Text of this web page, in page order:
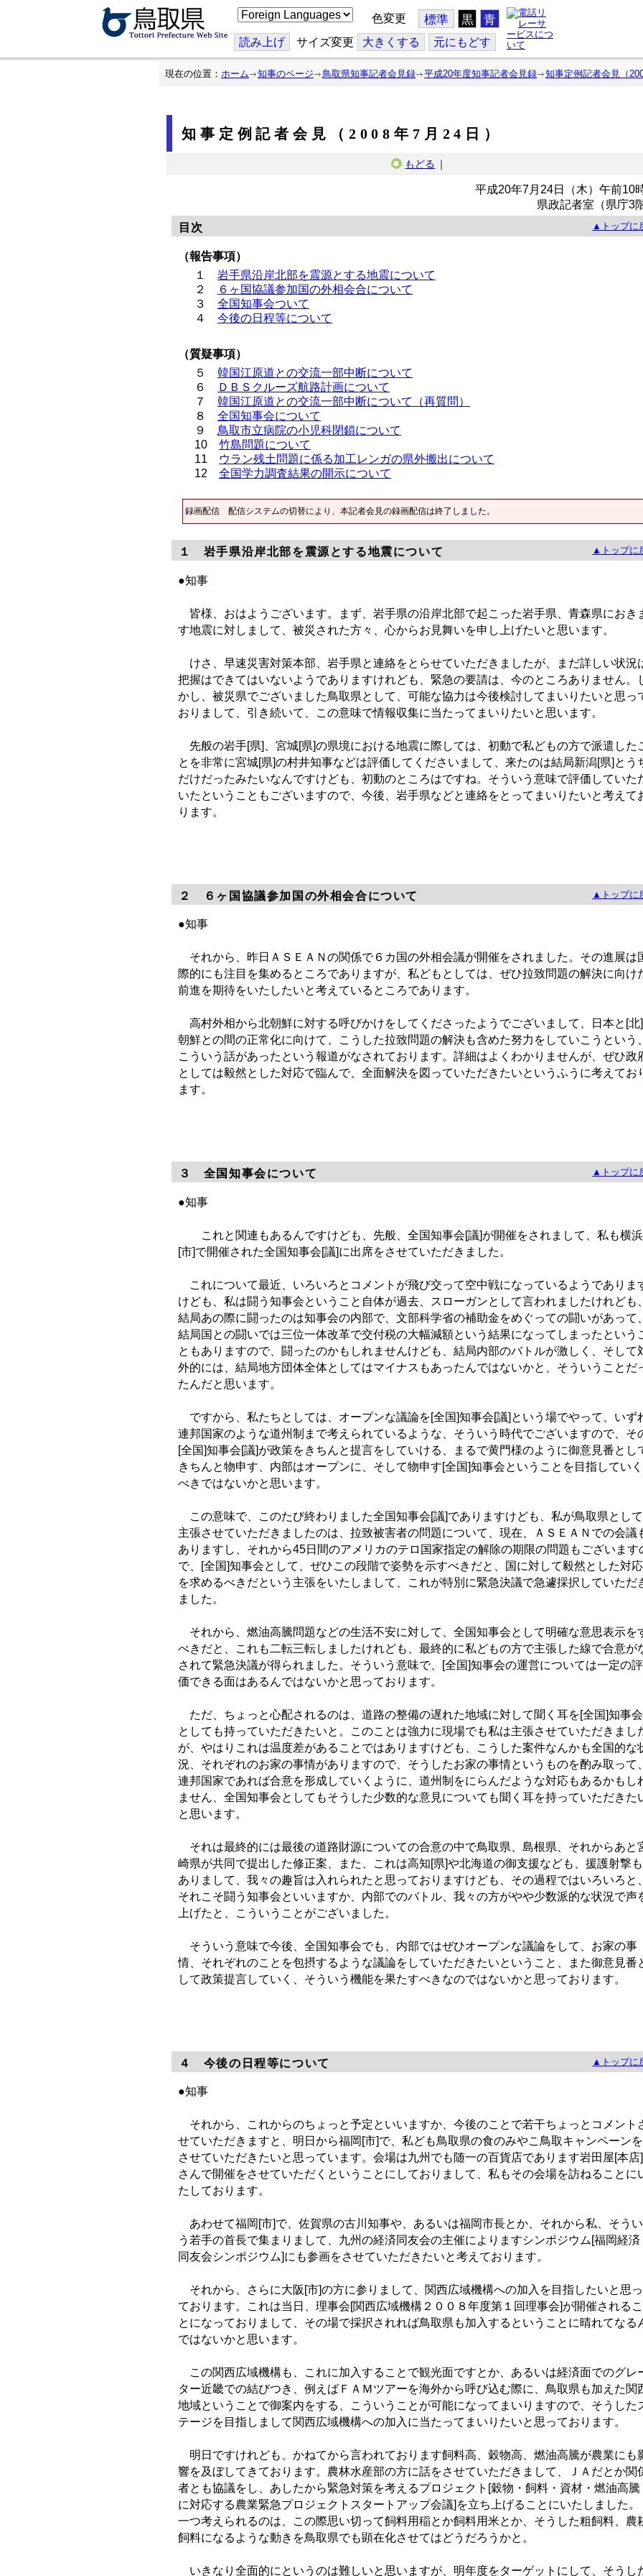
こ
の
ジ
を
翻
色変更 標準 黒 青
読み上げ サイズ変更 大きくする 元にもどす
現在の位置： ホーム 知事のページ 鳥取県知事記者会見録 平成20年度知事記者会見録 知事定例記者会見（
知事定例記者会見（2008年7月24日）
もどる ｜
平成20年7月24日（木）午前10
県政記者室（県庁3階
目次
▲トップに
（報告事項）
１ 岩手県沿岸北部を震源とする地震について
２
６ヶ国協議参加国の外相会合について
３ 全国知事会ついて
４ 今後の日程等について
（質疑事項）
５ 韓国江原道との交流一部中断について
６
ＤＢＳクルーズ航路計画について
７ 韓国江原道との交流一部中断について（再質問）
８ 全国知事会について
９ 鳥取市立病院の小児科閉鎖について
10 竹島問題について
11
ウラン残土問題に係る加工レンガの県外搬出について
12 全国学力調査結果の開示について
録画配信 配信システムの切替により、本記者会見の録画配信は終了しました。
１ 岩手県沿岸北部を震源とする地震について ▲トップに
●知事
皆様、おはようございます。まず、岩手県の沿岸北部で起こった岩手県、青森県におき
す地震に対しまして、被災された方々、心からお見舞いを申し上げたいと思います。
けさ、早速災害対策本部、岩手県と連絡をとらせていただきましたが、まだ詳しい状況
把握はできてはいないようでありますけれども、緊急の要請は、今のところありません。
かし、被災県でございました鳥取県として、可能な協力は今後検討してまいりたいと思っ
おりまして、引き続いて、この意味で情報収集に当たってまいりたいと思います。
先般の岩手[県]、宮城[県]の県境における地震に際しては、初動で私どもの方で派遣した
とを非常に宮城[県]の村井知事などは評価してくださいまして、来たのは結局新潟[県]とう
だけだったみたいなんですけども、初動のところはですね。そういう意味で評価していた
いたということもございますので、今後、岩手県などと連絡をとってまいりたいと考えて
ります。
２ ６ヶ国協議参加国の外相会合について ▲トップに
●知事
それから、昨日ＡＳＥＡＮの関係で６カ国の外相会議が開催をされました。その進展は
際的にも注目を集めるところでありますが、私どもとしては、ぜひ拉致問題の解決に向け
前進を期待をいたしたいと考えているところであります。
高村外相から北朝鮮に対する呼びかけをしてくださったようでございまして、日本と[北]
朝鮮との間の正常化に向けて、こうした拉致問題の解決も含めた努力をしていこうという、
こういう話があったという報道がなされております。詳細はよくわかりませんが、ぜひ政
としては毅然とした対応で臨んで、全面解決を図っていただきたいというふうに考えてお
ます。
３ 全国知事会について ▲トップに
●知事
これと関連もあるんですけども、先般、全国知事会[議]が開催をされまして、私も横浜
[市]で開催された全国知事会[議]に出席をさせていただきました。
これについて最近、いろいろとコメントが飛び交って空中戦になっているようでありま
けども、私は闘う知事会ということ自体が過去、スローガンとして言われましたけれども、
結局あの際に闘ったのは知事会の内部で、文部科学省の補助金をめぐっての闘いがあって、
結局国との闘いでは三位一体改革で交付税の大幅減額という結果になってしまったという
ともありますので、闘ったのかもしれませんけども、結局内部のバトルが激しく、そして
外的には、結局地方団体全体としてはマイナスもあったんではないかと、そういうことだ
たんだと思います。
ですから、私たちとしては、オープンな議論を[全国]知事会[議]という場でやって、いず
連邦国家のような道州制まで考えられているような、そういう時代でございますので、そ
[全国]知事会[議]が政策をきちんと提言をしていける、まるで黄門様のように御意見番とし
きちんと物申す、内部はオープンに、そして物申す[全国]知事会ということを目指していく
べきではないかと思います。
この意味で、このたび終わりました全国知事会[議]でありますけども、私が鳥取県として
主張させていただきましたのは、拉致被害者の問題について、現在、ＡＳＥＡＮでの会議
ありますし、それから45日間のアメリカのテロ国家指定の解除の期限の問題もございます
で、[全国]知事会として、ぜひこの段階で姿勢を示すべきだと、国に対して毅然とした対応
を求めるべきだという主張をいたしまして、これが特別に緊急決議で急遽採択していただ
ました。
それから、燃油高騰問題などの生活不安に対して、全国知事会として明確な意思表示を
べきだと、これも二転三転しましたけれども、最終的に私どもの方で主張した線で合意が
されて緊急決議が得られました。そういう意味で、[全国]知事会の運営については一定の評
価できる面はあるんではないかと思っております。
ただ、ちょっと心配されるのは、道路の整備の遅れた地域に対して聞く耳を[全国]知事会
としても持っていただきたいと。このことは強力に現場でも私は主張させていただきまし
が、やはりこれは温度差があることではありますけども、こうした案件なんかも全国的な
況、それぞれのお家の事情がありますので、そうしたお家の事情というものを酌み取って、
連邦国家であれば合意を形成していくように、道州制をにらんだような対応もあるかもし
ません、全国知事会としてもそうした少数的な意見についても聞く耳を持っていただきた
と思います。
それは最終的には最後の道路財源についての合意の中で鳥取県、島根県、それからあと
崎県が共同で提出した修正案、また、これは高知[県]や北海道の御支援なども、援護射撃も
ありまして、我々の趣旨は入れられたと思っておりますけども、その過程ではいろいろと、
それこそ闘う知事会といいますか、内部でのバトル、我々の方がやや少数派的な状況で声
上げたと、こういうことがございました。
そういう意味で今後、全国知事会でも、内部ではぜひオープンな議論をして、お家の事
情、それぞれのことを包摂するような議論をしていただきたいということ、また御意見番
して政策提言していく、そういう機能を果たすべきなのではないかと思っております。
４ 今後の日程等について ▲トップに
●知事
それから、これからのちょっと予定といいますか、今後のことで若干ちょっとコメント
せていただきますと、明日から福岡[市]で、私ども鳥取県の食のみやこ鳥取キャンペーンを
させていただきたいと思っています。会場は九州でも随一の百貨店であります岩田屋[本店]
さんで開催をさせていただくということにしておりまして、私もその会場を訪ねることに
たしております。
あわせて福岡[市]で、佐賀県の古川知事や、あるいは福岡市長とか、それから私、そうい
う若手の首長で集まりまして、九州の経済同友会の主催によりますシンポジウム[福岡経済
同友会シンポジウム]にも参画をさせていただきたいと考えております。
それから、さらに大阪[市]の方に参りまして、関西広域機構への加入を目指したいと思っ
ております。これは当日、理事会[関西広域機構２００８年度第１回理事会]が開催されるこ
とになっておりまして、その場で採択されれば鳥取県も加入するということに晴れてなる
ではないかと思います。
この関西広域機構も、これに加入することで観光面ですとか、あるいは経済面でのグレ
ター近畿での結びつき、例えばＦＡＭツアーを海外から呼び込む際に、鳥取県も加えた関
地域ということで御案内をする、こういうことが可能になってまいりますので、そうした
テージを目指しまして関西広域機構への加入に当たってまいりたいと思っております。
明日ですけれども、かねてから言われております飼料高、穀物高、燃油高騰が農業にも
響を及ぼしてきております。農林水産部の方に話をさせていただきまして、ＪＡだとか関
者とも協議をし、あしたから緊急対策を考えるプロジェクト[穀物・飼料・資材・燃油高騰
に対応する農業緊急プロジェクトスタートアップ会議]を立ち上げることにいたしました。
一つ考えられるのは、この際思い切って飼料用稲とか飼料用米とか、そうした粗飼料、農
飼料になるような動きを鳥取県でも顕在化させてはどうだろうかと。
いきなり全面的にというのは難しいと思いますが、明年度をターゲットにして、そうし